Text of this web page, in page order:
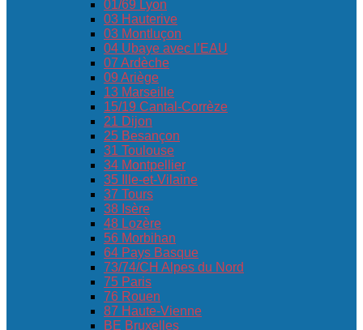
01/69 Lyon
03 Hauterive
03 Montluçon
04 Ubaye avec l’EAU
07 Ardèche
09 Ariège
13 Marseille
15/19 Cantal-Corrèze
21 Dijon
25 Besançon
31 Toulouse
34 Montpellier
35 Ille-et-Vilaine
37 Tours
38 Isère
48 Lozère
56 Morbihan
64 Pays Basque
73/74/CH Alpes du Nord
75 Paris
76 Rouen
87 Haute-Vienne
BE Bruxelles